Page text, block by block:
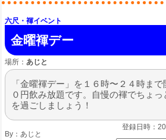
六尺・褌イベント
金曜褌デー
場所： あじと
「金曜褌デー」を１６時〜２４時ま
０円飲み放題です。自慢の褌でちょ
を過ごしましょう！
登録日時：
By： あじと